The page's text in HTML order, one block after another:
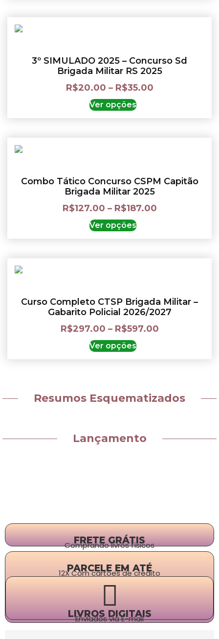
3º SIMULADO 2025 – Concurso Sd
Brigada Militar RS 2025
R$20.00 – R$35.00
Ver opções
Combo Tático Concurso CSPM Capitão
Brigada Militar 2025
R$127.00 – R$187.00
Ver opções
Curso Completo CTSP Brigada Militar –
Gabarito Policial 2026/2027
R$297.00 – R$597.00
Ver opções
Resumos Esquematizados
Lançamento
FRETE GRÁTIS
Comprando livros físicos
PARCELE EM ATÉ
12X Com cartões de crédito
LIVROS DIGITAIS
Enviados via E-mail